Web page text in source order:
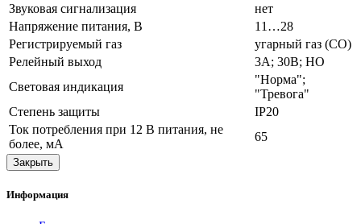
Звуковая сигнализация
нет
Напряжение питания, В
11…28
Регистрируемый газ
угарный газ (СО)
Релейный выход
3А; 30В; НО
Световая индикация
"Норма";
"Тревога"
Степень защиты
IP20
Ток потребления при 12 В питания, не
более, мА
65
Закрыть
Информация